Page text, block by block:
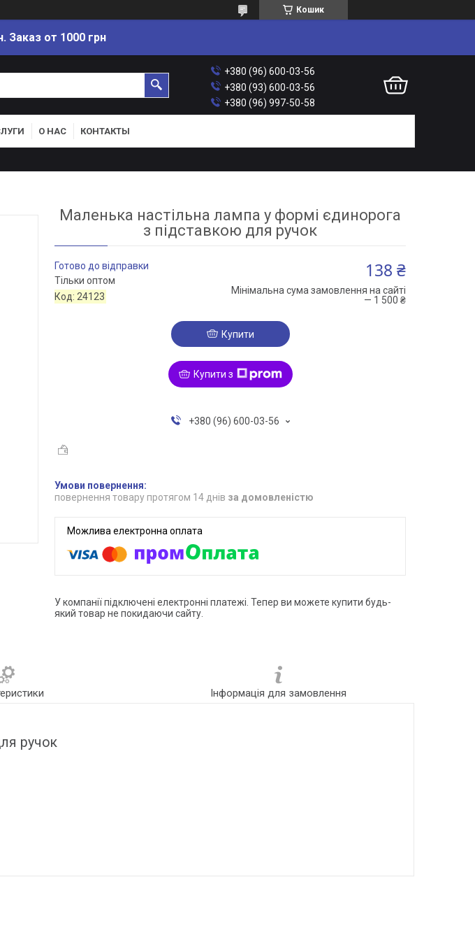
Кошик
Заказ от 1000 грн
+380 (96) 600-03-56
+380 (93) 600-03-56
+380 (96) 997-50-58
О НАС КОНТАКТЫ
Маленька настільна лампа у формі єдинорога
з підставкою для ручок
Готово до відправки
Тільки оптом
Код: 24123
138 ₴
Мінімальна сума замовлення на сайті
— 1 500 ₴
Купити
Купити з
+380 (96) 600-03-56
повернення товару протягом 14 днів за домовленістю
У компанії підключені електронні платежі. Тепер ви можете купити будь-
який товар не покидаючи сайту.
Інформація для замовлення
ручок